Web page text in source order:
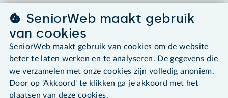
Algemene voorwaarden
Cookies en cookie-instellingen
Disclaimer
Privacybeleid
About SeniorWeb
SeniorWeb maakt gebruik
van cookies
SeniorWeb maakt gebruik van cookies om de website
beter te laten werken en te analyseren. De gegevens die
we verzamelen met onze cookies zijn volledig anoniem.
Door op 'Akkoord' te klikken ga je akkoord met het
plaatsen van deze cookies.